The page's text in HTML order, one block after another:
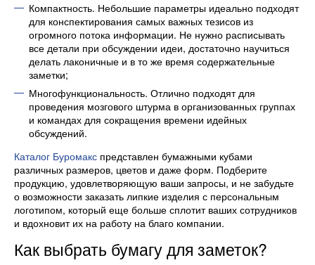
Компактность. Небольшие параметры идеально подходят
для конспектирования самых важных тезисов из
огромного потока информации. Не нужно расписывать
все детали при обсуждении идеи, достаточно научиться
делать лаконичные и в то же время содержательные
заметки;
Многофункциональность. Отлично подходят для
проведения мозгового штурма в организованных группах
и командах для сокращения времени идейных
обсуждений.
Каталог Буромакс представлен бумажными кубами
различных размеров, цветов и даже форм. Подберите
продукцию, удовлетворяющую ваши запросы, и не забудьте
о возможности заказать липкие изделия с персональным
логотипом, который еще больше сплотит ваших сотрудников
и вдохновит их на работу на благо компании.
Как выбрать бумагу для заметок?